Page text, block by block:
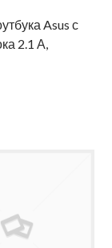
Asus с
2.1 А,